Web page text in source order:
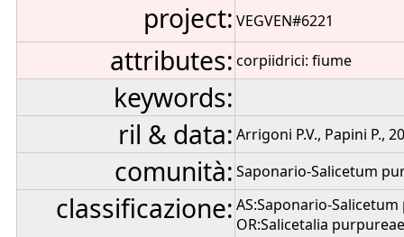
project: VEGVEN#6221
attributes: corpiidrici: fiume
keywords:
ril & data: Arrigoni P.V., Papini P.,
comunità: Saponario-Salicetum
classificazione: AS:Saponario-
OR:Salicetalia